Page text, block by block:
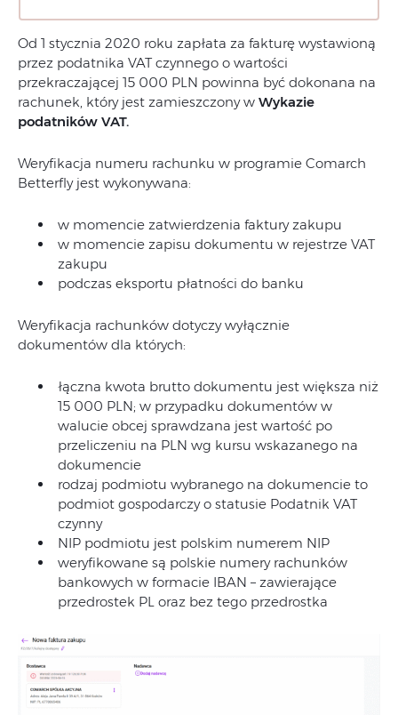
Od 1 stycznia 2020 roku zapłata za fakturę wystawioną
przez podatnika VAT czynnego o wartości
przekraczającej 15 000 PLN powinna być dokonana na
rachunek, który jest zamieszczony w Wykazie
podatników VAT.
Weryfikacja numeru rachunku w programie Comarch
Betterfly jest wykonywana:
w momencie zatwierdzenia faktury zakupu
w momencie zapisu dokumentu w rejestrze VAT
zakupu
podczas eksportu płatności do banku
Weryfikacja rachunków dotyczy wyłącznie
dokumentów dla których:
łączna kwota brutto dokumentu jest większa niż
15 000 PLN; w przypadku dokumentów w
walucie obcej sprawdzana jest wartość po
przeliczeniu na PLN wg kursu wskazanego na
dokumencie
rodzaj podmiotu wybranego na dokumencie to
podmiot gospodarczy o statusie Podatnik VAT
czynny
NIP podmiotu jest polskim numerem NIP
weryfikowane są polskie numery rachunków
bankowych w formacie IBAN – zawierające
przedrostek PL oraz bez tego przedrostka